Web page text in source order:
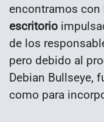
encontramos con
escritorio
de los
pero debido al
Debian Bullseye,
como para